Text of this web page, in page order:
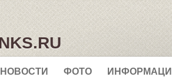
НОВОСТИ ФОТО